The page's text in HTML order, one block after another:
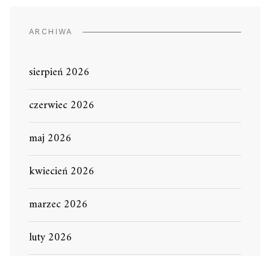
ARCHIWA
sierpień 2026
czerwiec 2026
maj 2026
kwiecień 2026
marzec 2026
luty 2026